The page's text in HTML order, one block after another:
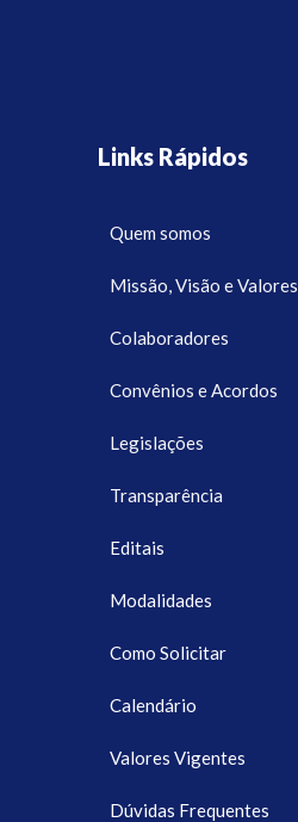
Links Rápidos
Quem somos
Missão, Visão e Valores
Colaboradores
Convênios e Acordos
Legislações
Transparência
Editais
Modalidades
Como Solicitar
Calendário
Valores Vigentes
Dúvidas Frequentes